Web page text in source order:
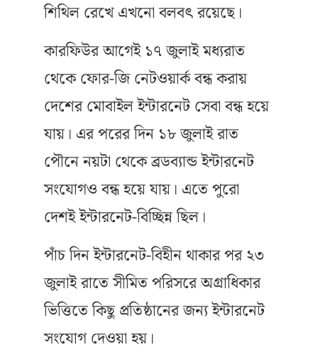
শিথিল রেখে এখনো বলবৎ রয়েছে।
কারফিউর আগেই ১৭ জুলাই মধ্যরাত
থেকে ফোর-জি নেটওয়ার্ক বন্ধ করায়
দেশের মোবাইল ইন্টারনেট সেবা বন্ধ হয়ে
যায়। এর পরের দিন ১৮ জুলাই রাত
পৌনে নয়টা থেকে ব্রডব্যান্ড ইন্টারনেট
সংযোগও বন্ধ হয়ে যায়। এতে পুরো
দেশই ইন্টারনেট-বিচ্ছিন্ন ছিল।
পাঁচ দিন ইন্টারনেট-বিহীন থাকার পর ২৩
জুলাই রাতে সীমিত পরিসরে অগ্রাধিকার
ভিত্তিতে কিছু প্রতিষ্ঠানের জন্য ইন্টারনেট
সংযোগ দেওয়া হয়।